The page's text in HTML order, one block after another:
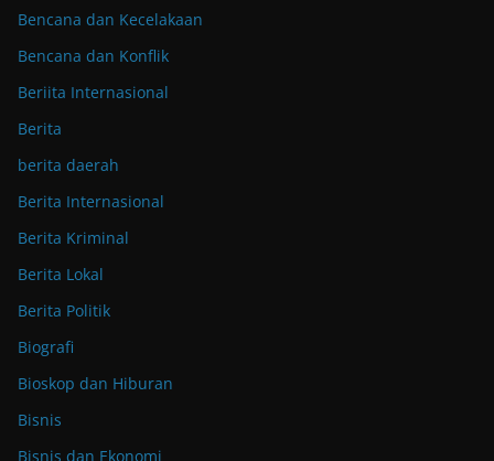
Bencana dan Kecelakaan
Bencana dan Konflik
Beriita Internasional
Berita
berita daerah
Berita Internasional
Berita Kriminal
Berita Lokal
Berita Politik
Biografi
Bioskop dan Hiburan
Bisnis
Bisnis dan Ekonomi